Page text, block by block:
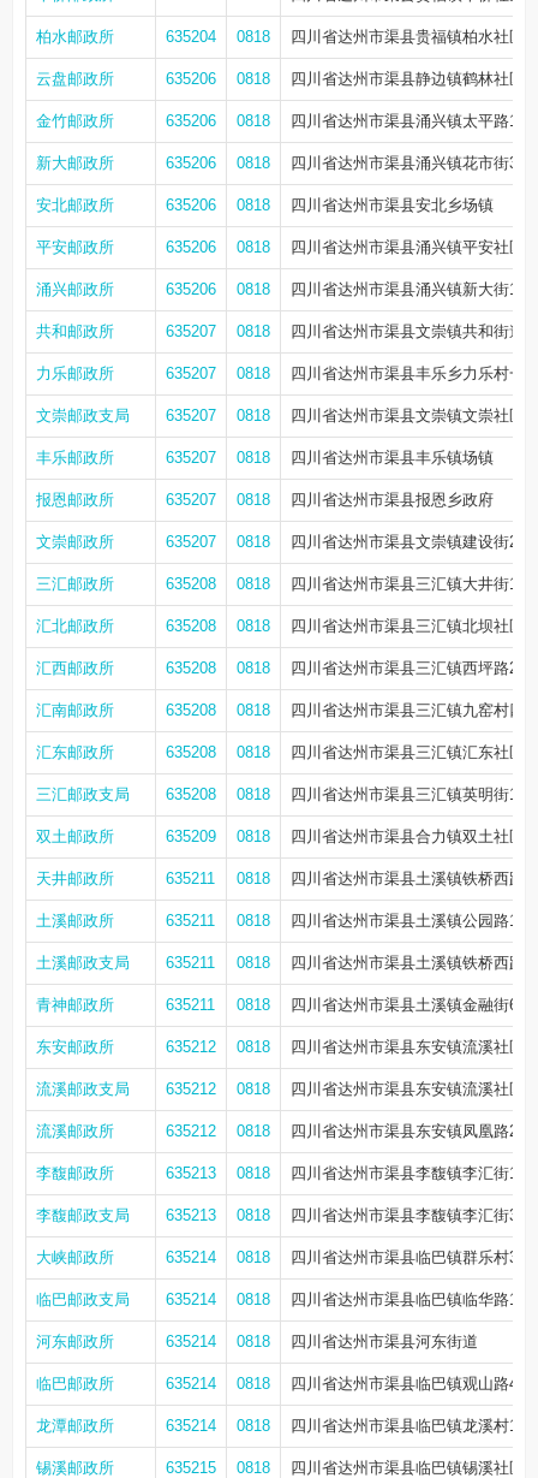
柏水邮政所 635204 0818 四川省达州市渠县贵福镇柏水社区
云盘邮政所 635206 0818 四川省达州市渠县静边镇鹤林社区
金竹邮政所 635206 0818 四川省达州市渠县涌兴镇太平路164
新大邮政所 635206 0818 四川省达州市渠县涌兴镇花市街30
安北邮政所 635206 0818 四川省达州市渠县安北乡场镇
平安邮政所 635206 0818 四川省达州市渠县涌兴镇平安社区
涌兴邮政所 635206 0818 四川省达州市渠县涌兴镇新大街138
共和邮政所 635207 0818 四川省达州市渠县文崇镇共和街道
力乐邮政所 635207 0818 四川省达州市渠县丰乐乡力乐村一
文崇邮政支局 635207 0818 四川省达州市渠县文崇镇文崇社区
丰乐邮政所 635207 0818 四川省达州市渠县丰乐镇场镇
报恩邮政所 635207 0818 四川省达州市渠县报恩乡政府
文崇邮政所 635207 0818 四川省达州市渠县文崇镇建设街27
三汇邮政所 635208 0818 四川省达州市渠县三汇镇大井街101
汇北邮政所 635208 0818 四川省达州市渠县三汇镇北坝社区3
汇西邮政所 635208 0818 四川省达州市渠县三汇镇西坪路
汇南邮政所 635208 0818 四川省达州市渠县三汇镇九窑村四
汇东邮政所 635208 0818 四川省达州市渠县三汇镇汇东社区4
三汇邮政支局 635208 0818 四川省达州市渠县三汇镇英明街1
双土邮政所 635209 0818 四川省达州市渠县合力镇双土社区
天井邮政所 635211 0818 四川省达州市渠县土溪镇铁桥西路
土溪邮政所 635211 0818 四川省达州市渠县土溪镇公园路105
土溪邮政支局 635211 0818 四川省达州市渠县土溪镇铁桥西路
青神邮政所 635211 0818 四川省达州市渠县土溪镇金融街6号
东安邮政所 635212 0818 四川省达州市渠县东安镇流溪社区
流溪邮政支局 635212 0818 四川省达州市渠县东安镇流溪社区
流溪邮政所 635212 0818 四川省达州市渠县东安镇凤凰路24
李馥邮政所 635213 0818 四川省达州市渠县李馥镇李汇街11
李馥邮政支局 635213 0818 四川省达州市渠县李馥镇李汇街32-
大峡邮政所 635214 0818 四川省达州市渠县临巴镇群乐村3社
临巴邮政支局 635214 0818 四川省达州市渠县临巴镇临华路158
河东邮政所 635214 0818 四川省达州市渠县河东街道
临巴邮政所 635214 0818 四川省达州市渠县临巴镇观山路46
龙潭邮政所 635214 0818 四川省达州市渠县临巴镇龙溪村1组
锡溪邮政所 635215 0818 四川省达州市渠县临巴镇锡溪社区